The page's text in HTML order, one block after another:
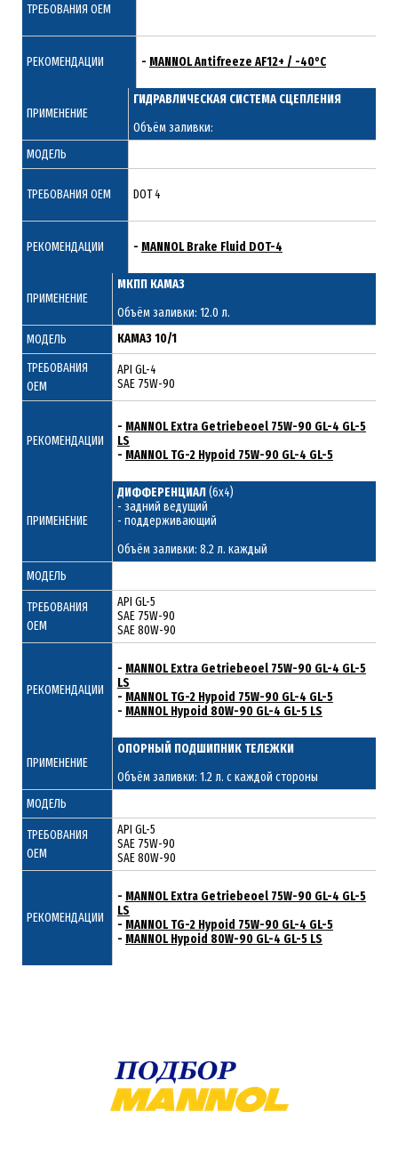
ТРЕБОВАНИЯ ОЕМ
РЕКОМЕНДАЦИИ - MANNOL Antifreeze AF12+ / -40°C
ПРИМЕНЕНИЕ
ГИДРАВЛИЧЕСКАЯ СИСТЕМА СЦЕПЛЕНИЯ
Объём заливки:
МОДЕЛЬ
ТРЕБОВАНИЯ ОЕМ DOT 4
РЕКОМЕНДАЦИИ - MANNOL Brake Fluid DOT-4
ПРИМЕНЕНИЕ
МКПП КАМАЗ
Объём заливки: 12.0 л.
МОДЕЛЬ
КАМАЗ 10/1
ТРЕБОВАНИЯ
ОЕМ
API GL-4
SAE 75W-90
РЕКОМЕНДАЦИИ
- MANNOL Extra Getriebeoel 75W-90 GL-4 GL-5
LS
- MANNOL TG-2 Hypoid 75W-90 GL-4 GL-5
ПРИМЕНЕНИЕ
ДИФФЕРЕНЦИАЛ(6x4)
- задний ведущий
- поддерживающий
Объём заливки: 8.2 л. каждый
МОДЕЛЬ
ТРЕБОВАНИЯ
ОЕМ
API GL-5
SAE 75W-90
SAE 80W-90
РЕКОМЕНДАЦИИ
- MANNOL Extra Getriebeoel 75W-90 GL-4 GL-5
LS
- MANNOL TG-2 Hypoid 75W-90 GL-4 GL-5
- MANNOL Hypoid 80W-90 GL-4 GL-5 LS
ПРИМЕНЕНИЕ
ОПОРНЫЙ ПОДШИПНИК ТЕЛЕЖКИ
Объём заливки: 1.2 л. с каждой стороны
МОДЕЛЬ
ТРЕБОВАНИЯ
ОЕМ
API GL-5
SAE 75W-90
SAE 80W-90
РЕКОМЕНДАЦИИ
- MANNOL Extra Getriebeoel 75W-90 GL-4 GL-5
LS
- MANNOL TG-2 Hypoid 75W-90 GL-4 GL-5
- MANNOL Hypoid 80W-90 GL-4 GL-5 LS